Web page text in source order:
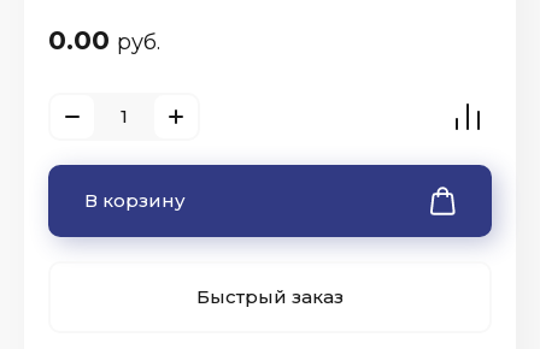
0.00 руб.
В корзину
Быстрый заказ